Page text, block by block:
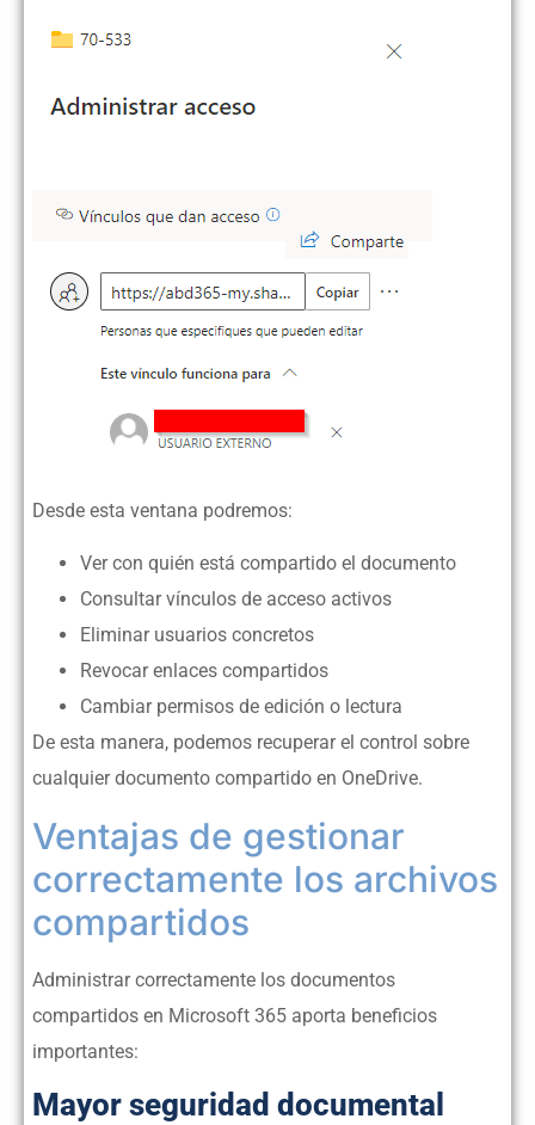
Desde esta ventana podremos:
Ver con quién está compartido el documento
Consultar vínculos de acceso activos
Eliminar usuarios concretos
Revocar enlaces compartidos
Cambiar permisos de edición o lectura
De esta manera, podemos recuperar el control sobre
cualquier documento compartido en OneDrive.
Ventajas de gestionar
correctamente los archivos
compartidos
Administrar correctamente los documentos
compartidos en Microsoft 365 aporta beneficios
importantes:
Mayor seguridad documental